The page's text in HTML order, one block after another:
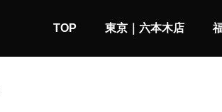
TOP 東京｜六本木店